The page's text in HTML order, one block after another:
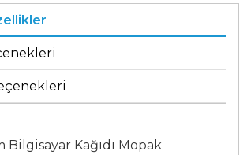
Bilgisayar Kağıdı Mopak